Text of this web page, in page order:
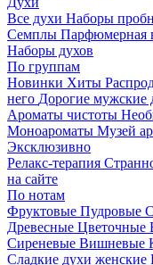
Все духи Наборы
Семплы Парфюмерная
Наборы духов
По группам
Новинки Хиты
него Дорогие мужские
Ароматы чистоты
Моноароматы Музей
Эксклюзивно
Релакс-терапия
на сайте
По нотам
Фруктовые Пудровые
Древесные Цветочные
Сиреневые Вишневые
Сладкие духи женские